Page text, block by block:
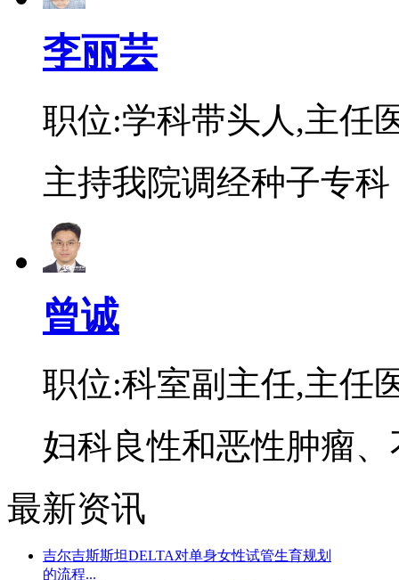
李丽芸
职位:学科带头人,主任
主持我院调经种子专
曾诚
职位:科室副主任,主任
妇科良性和恶性肿瘤
最新资讯
吉尔吉斯斯坦DELTA对单身女性试管生育规划
的流程...